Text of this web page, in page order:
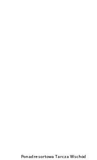
Ponadresortowa Tarcza Wschód